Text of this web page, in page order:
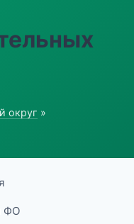
округ »
ФО